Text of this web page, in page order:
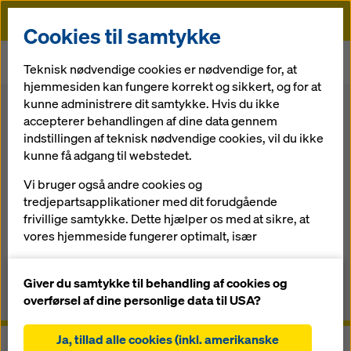
Doka
Dækstøtter
Element dækforskalling Dokadek 30
Tilbage til oversigten Webshop
Element dækforskalling Dokadek
30
Det dragerfri manuelle system til hurtig opsætning og
nedtagning
Brugerinformationer, dokumenter og videoer
Cookies til samtykke
Teknisk nødvendige cookies er nødvendige for, at
hjemmesiden kan fungere korrekt og sikkert, og for at
kunne administrere dit samtykke. Hvis du ikke
accepterer behandlingen af dine data gennem
indstillingen af teknisk nødvendige cookies, vil du ikke
kunne få adgang til webstedet.
Vi bruger også andre cookies og
tredjepartsapplikationer med dit forudgående
frivillige samtykke. Dette hjælper os med at sikre, at
vores hjemmeside fungerer optimalt, især
hjemmeside (funktionelle og statistiske cookies),
at lette en problemfri købsproces, når du bruger
cookies),
Giver du samtykke til behandling af cookies og
overførsel af dine personlige data til USA?
Ja, tillad alle cookies (inkl. amerikanske